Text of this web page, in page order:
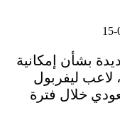
بشأن إمكانية
لاعب ليفربول
خلال فترة